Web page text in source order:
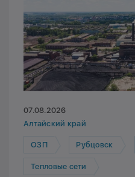
07.08.2026
Алтайский край
ОЗП Рубцовск
Тепловые сети